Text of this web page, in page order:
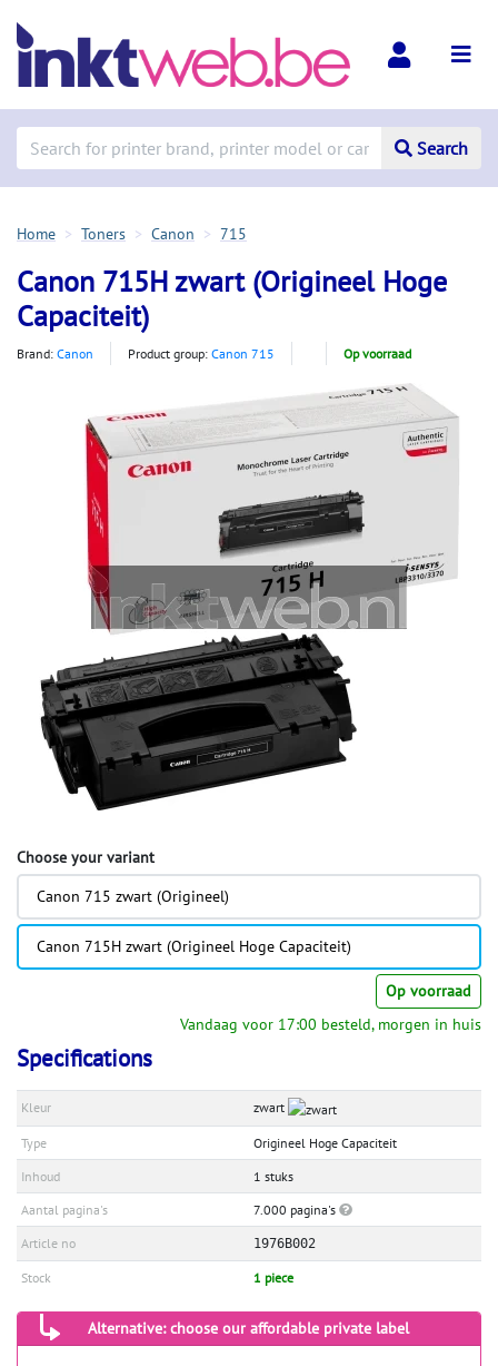
Search
Home Toners Canon 715
Canon 715H zwart (Origineel Hoge
Capaciteit)
Brand: Canon Product group: Canon 715 Op voorraad
Choose your variant
Canon 715 zwart (Origineel)
Canon 715H zwart (Origineel Hoge Capaciteit)
Op voorraad
Vandaag voor 17:00 besteld, morgen in huis
Specifications
Kleur zwart
Type
Origineel Hoge Capaciteit
Inhoud
1 stuks
Aantal pagina's
7.000 pagina's
Article no
1976B002
Stock 1 piece
Alternative: choose our affordable private label